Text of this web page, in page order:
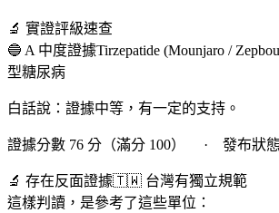
🔬 實證評級速查
🔵 A 中度證據Tirzepatide (Mounjaro /
型糖尿病
白話說：證據中等，有一定的支持。
證據分數 76 分（滿分 100） · 發布狀
🔬 存在反面證據🇹🇼 台灣有獨立規範
這樣判讀，是參考了這些單位：